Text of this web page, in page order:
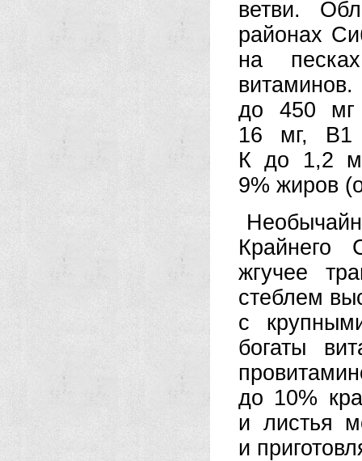
ветви.
районах
на
до 450 мг
16 мг, В1
К до 1,2
9% жиров
Крайнего
жгучее
стеблем
с
богаты
до 10%
и листья
и